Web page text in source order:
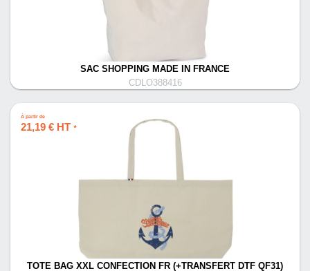
SAC SHOPPING MADE IN FRANCE
CDLO388416
À partir de
21,19 € HT *
TOTE BAG XXL CONFECTION FR (+TRANSFERT DTF QF31)